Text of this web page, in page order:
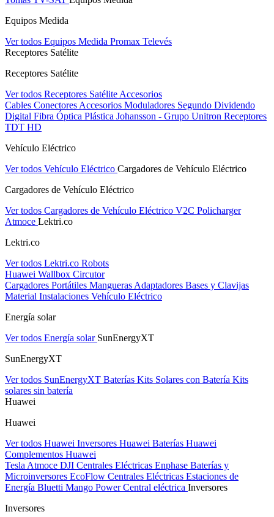
Equipos Medida
Ver todos Equipos Medida Promax Televés
Receptores Satélite
Receptores Satélite
Ver todos Receptores Satélite Accesorios
Cables Conectores Accesorios Moduladores Segundo Dividendo
Digital Fibra Óptica Plástica Johansson - Grupo Unitron Receptores
TDT HD
Vehículo Eléctrico
Ver todos Vehículo Eléctrico Cargadores de Vehículo Eléctrico
Cargadores de Vehículo Eléctrico
Ver todos Cargadores de Vehículo Eléctrico V2C Policharger
Atmoce Lektri.co
Lektri.co
Ver todos Lektri.co Robots
Huawei Wallbox Circutor
Cargadores Portátiles Mangueras Adaptadores Bases y Clavijas
Material Instalaciones Vehículo Eléctrico
Energía solar
Ver todos Energía solar SunEnergyXT
SunEnergyXT
Ver todos SunEnergyXT Baterías Kits Solares con Batería Kits
solares sin batería
Huawei
Huawei
Ver todos Huawei Inversores Huawei Baterías Huawei
Complementos Huawei
Tesla Atmoce DJI Centrales Eléctricas Enphase Baterías y
Microinversores EcoFlow Centrales Eléctricas Estaciones de
Energía Bluetti Mango Power Central eléctrica Inversores
Inversores